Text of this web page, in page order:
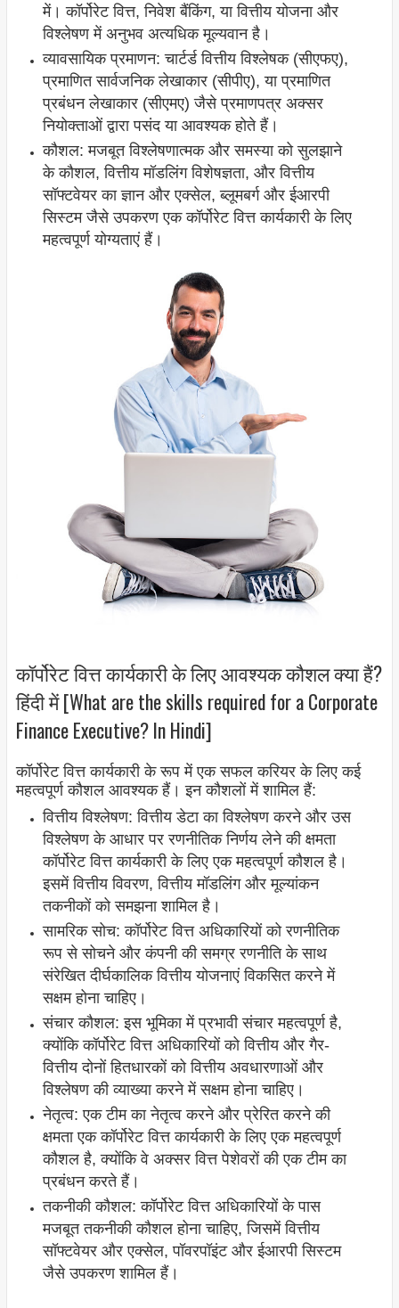
में। कॉर्पोरेट वित्त, निवेश बैंकिंग, या वित्तीय योजना और
विश्लेषण में अनुभव अत्यधिक मूल्यवान है।
व्यावसायिक प्रमाणन: चार्टर्ड वित्तीय विश्लेषक (सीएफए),
प्रमाणित सार्वजनिक लेखाकार (सीपीए), या प्रमाणित
प्रबंधन लेखाकार (सीएमए) जैसे प्रमाणपत्र अक्सर
नियोक्ताओं द्वारा पसंद या आवश्यक होते हैं।
कौशल: मजबूत विश्लेषणात्मक और समस्या को सुलझाने
के कौशल, वित्तीय मॉडलिंग विशेषज्ञता, और वित्तीय
सॉफ्टवेयर का ज्ञान और एक्सेल, ब्लूमबर्ग और ईआरपी
सिस्टम जैसे उपकरण एक कॉर्पोरेट वित्त कार्यकारी के लिए
महत्वपूर्ण योग्यताएं हैं।
कॉर्पोरेट वित्त कार्यकारी के लिए आवश्यक कौशल क्या हैं?
हिंदी में [What are the skills required for a Corporate
Finance Executive? In Hindi]
कॉर्पोरेट वित्त कार्यकारी के रूप में एक सफल करियर के लिए कई
महत्वपूर्ण कौशल आवश्यक हैं। इन कौशलों में शामिल हैं:
वित्तीय विश्लेषण: वित्तीय डेटा का विश्लेषण करने और उस
विश्लेषण के आधार पर रणनीतिक निर्णय लेने की क्षमता
कॉर्पोरेट वित्त कार्यकारी के लिए एक महत्वपूर्ण कौशल है।
इसमें वित्तीय विवरण, वित्तीय मॉडलिंग और मूल्यांकन
तकनीकों को समझना शामिल है।
सामरिक सोच: कॉर्पोरेट वित्त अधिकारियों को रणनीतिक
रूप से सोचने और कंपनी की समग्र रणनीति के साथ
संरेखित दीर्घकालिक वित्तीय योजनाएं विकसित करने में
सक्षम होना चाहिए।
संचार कौशल: इस भूमिका में प्रभावी संचार महत्वपूर्ण है,
क्योंकि कॉर्पोरेट वित्त अधिकारियों को वित्तीय और गैर-
वित्तीय दोनों हितधारकों को वित्तीय अवधारणाओं और
विश्लेषण की व्याख्या करने में सक्षम होना चाहिए।
नेतृत्व: एक टीम का नेतृत्व करने और प्रेरित करने की
क्षमता एक कॉर्पोरेट वित्त कार्यकारी के लिए एक महत्वपूर्ण
कौशल है, क्योंकि वे अक्सर वित्त पेशेवरों की एक टीम का
प्रबंधन करते हैं।
तकनीकी कौशल: कॉर्पोरेट वित्त अधिकारियों के पास
मजबूत तकनीकी कौशल होना चाहिए, जिसमें वित्तीय
सॉफ्टवेयर और एक्सेल, पॉवरपॉइंट और ईआरपी सिस्टम
जैसे उपकरण शामिल हैं।